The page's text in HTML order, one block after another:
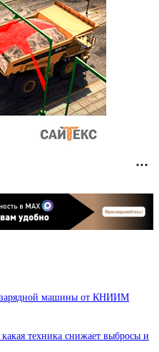
зарядной машины от КНИИМ
техника снижает выбросы и